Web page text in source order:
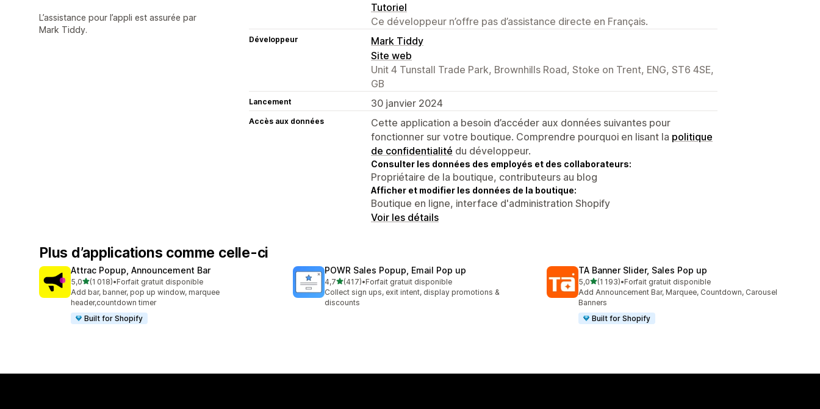
L’assistance pour l’appli est assurée par
Mark Tiddy.
Tutoriel
Ce développeur n’offre pas d’assistance directe en Français.
Développeur
Mark Tiddy
Site web
Unit 4 Tunstall Trade Park, Brownhills Road, Stoke on Trent, ENG, ST6 4SE,
GB
Lancement 30 janvier 2024
Accès aux données
Cette application a besoin d’accéder aux données suivantes pour
fonctionner sur votre boutique. Comprendre pourquoi en lisant la politique
de confidentialité du développeur.
Consulter les données des employés et des collaborateurs:
Propriétaire de la boutique, contributeurs au blog
Afficher et modifier les données de la boutique:
Boutique en ligne, interface d'administration Shopify
Voir les détails
Plus d’applications comme celle-ci
Attrac Popup, Announcement Bar
5,0étoile(s) sur 5
(1 018)
1018 avis au total
•Forfait gratuit disponible
Add bar, banner, pop up window, marquee
header,countdown timer
Built for Shopify
POWR Sales Popup, Email Pop up
4,7étoile(s) sur 5
(417)
417 avis au total
•Forfait gratuit disponible
Collect sign ups, exit intent, display promotions &
discounts
TA Banner Slider, Sales Pop up
5,0étoile(s) sur 5
(1 193)
1193 avis au total
•Forfait gratuit disponible
Add Announcement Bar, Marquee, Countdown, Carousel
Banners
Built for Shopify